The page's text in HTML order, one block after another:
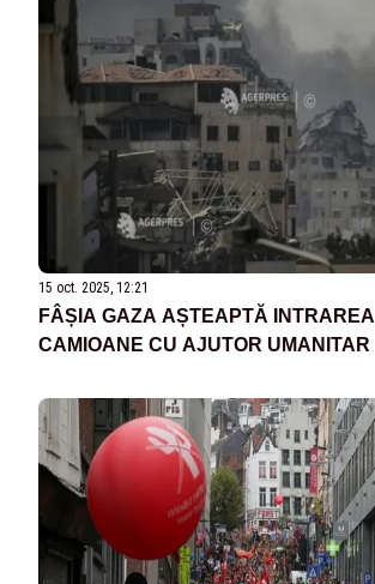
15 oct. 2025, 12:21
FÂȘIA GAZA AȘTEAPTĂ
CAMIOANE CU AJUTOR UMANITAR